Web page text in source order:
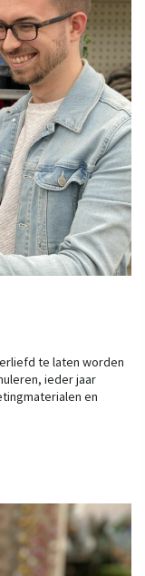
te laten worden
ieder jaar
en